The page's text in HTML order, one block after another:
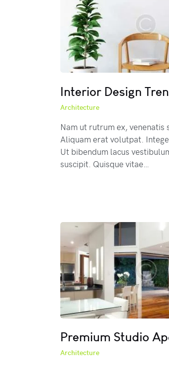
Interior Design
Architecture
Nam ut rutrum ex,
Aliquam erat volutpat.
Ut bibendum lacus
suscipit. Quisque vitae…
Premium Studio
Architecture